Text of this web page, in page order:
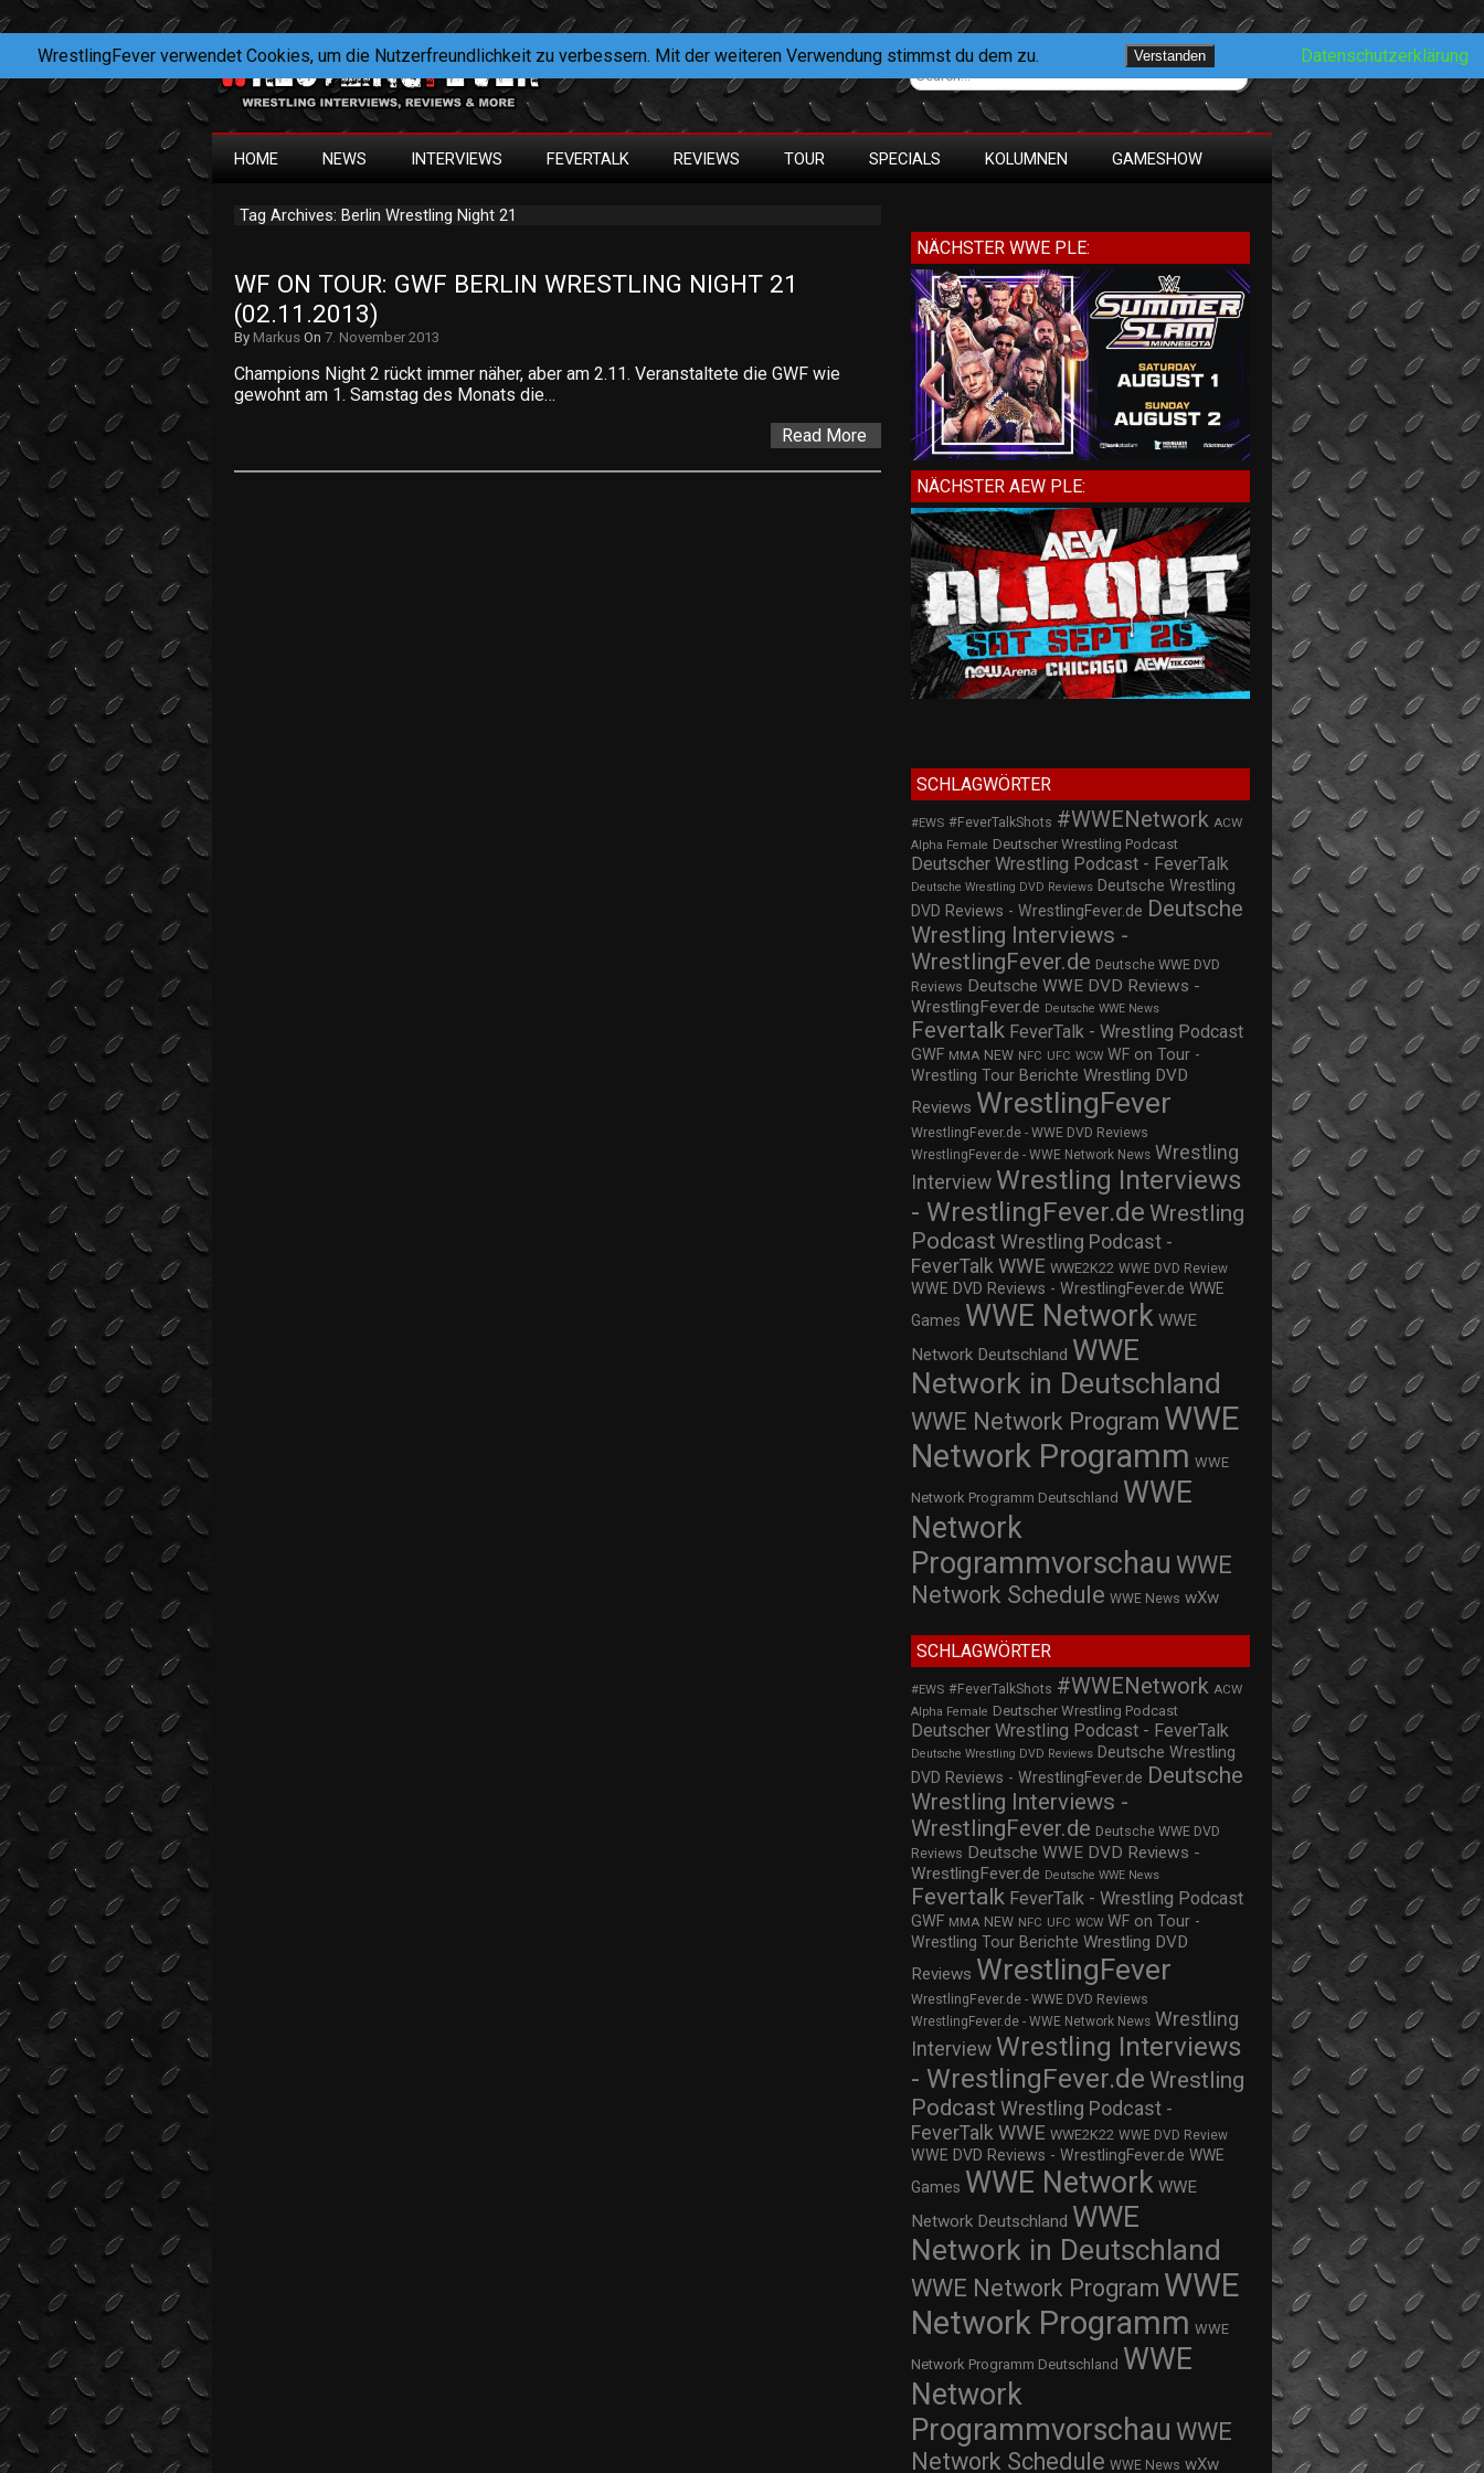
HOME NEWS INTERVIEWS FEVERTALK REVIEWS TOUR SPECIALS KOLUMNEN GAMESHOW
Tag Archives: Berlin Wrestling Night 21
WF ON TOUR: GWF BERLIN WRESTLING NIGHT 21
(02.11.2013)
By Markus On 7. November 2013
Champions Night 2 rückt immer näher, aber am 2.11. Veranstaltete die GWF wie
gewohnt am 1. Samstag des Monats die…
Read More
NÄCHSTER WWE PLE:
NÄCHSTER AEW PLE:
SCHLAGWÖRTER
#EWS #FeverTalkShots #WWENetwork ACW
Alpha Female Deutscher Wrestling Podcast
Deutscher Wrestling Podcast - FeverTalk
Deutsche Wrestling DVD Reviews Deutsche Wrestling
DVD Reviews - WrestlingFever.de Deutsche
Wrestling Interviews -
WrestlingFever.de Deutsche WWE DVD
Reviews Deutsche WWE DVD Reviews -
WrestlingFever.de Deutsche WWE News
Fevertalk FeverTalk - Wrestling Podcast
GWF MMA NEW NFC UFC WCW WF on Tour -
Wrestling Tour Berichte Wrestling DVD
Reviews WrestlingFever
WrestlingFever.de - WWE DVD Reviews
WrestlingFever.de - WWE Network News Wrestling
Interview Wrestling Interviews
- WrestlingFever.de Wrestling
Podcast Wrestling Podcast -
FeverTalk WWE WWE2K22 WWE DVD Review
WWE DVD Reviews - WrestlingFever.de WWE
Games WWE Network WWE
Network Deutschland WWE
Network in Deutschland
WWE Network Program WWE
Network Programm WWE
Network Programm Deutschland WWE
Network
Programmvorschau WWE
Network Schedule WWE News wXw
SCHLAGWÖRTER
#EWS #FeverTalkShots #WWENetwork ACW
Alpha Female Deutscher Wrestling Podcast
Deutscher Wrestling Podcast - FeverTalk
Deutsche Wrestling DVD Reviews Deutsche Wrestling
DVD Reviews - WrestlingFever.de Deutsche
Wrestling Interviews -
WrestlingFever.de Deutsche WWE DVD
Reviews Deutsche WWE DVD Reviews -
WrestlingFever.de Deutsche WWE News
Fevertalk FeverTalk - Wrestling Podcast
GWF MMA NEW NFC UFC WCW WF on Tour -
Wrestling Tour Berichte Wrestling DVD
Reviews WrestlingFever
WrestlingFever.de - WWE DVD Reviews
WrestlingFever.de - WWE Network News Wrestling
Interview Wrestling Interviews
- WrestlingFever.de Wrestling
Podcast Wrestling Podcast -
FeverTalk WWE WWE2K22 WWE DVD Review
WWE DVD Reviews - WrestlingFever.de WWE
Games WWE Network WWE
Network Deutschland WWE
Network in Deutschland
WWE Network Program WWE
Network Programm WWE
Network Programm Deutschland WWE
Network
Programmvorschau WWE
Network Schedule WWE News wXw
WrestlingFever verwendet Cookies, um die Nutzerfreundlichkeit zu verbessern. Mit der weiteren Verwendung stimmst du dem zu. Verstanden Datenschutzerklärung